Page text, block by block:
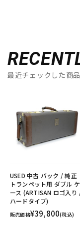
最近チェックした商品
USED 中古 バック / 純正
トランペット用 ダブル ケ
ース (ARTISAN ロゴ入り
ハードタイプ)
販売価格¥39,800(税込)